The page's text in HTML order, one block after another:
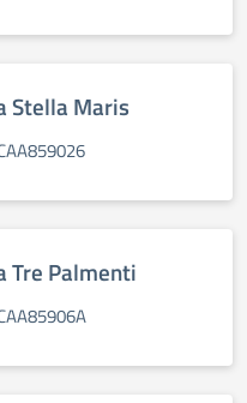
Stella Maris
Tre Palmenti